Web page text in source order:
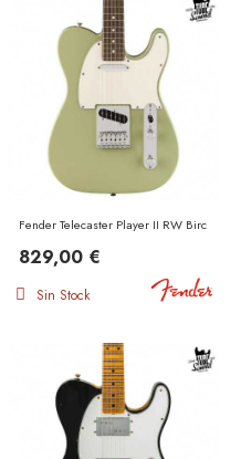
Sunshine Yellow
Fender Telecaster Player II RW Birch
829,00 €
Sin Stock